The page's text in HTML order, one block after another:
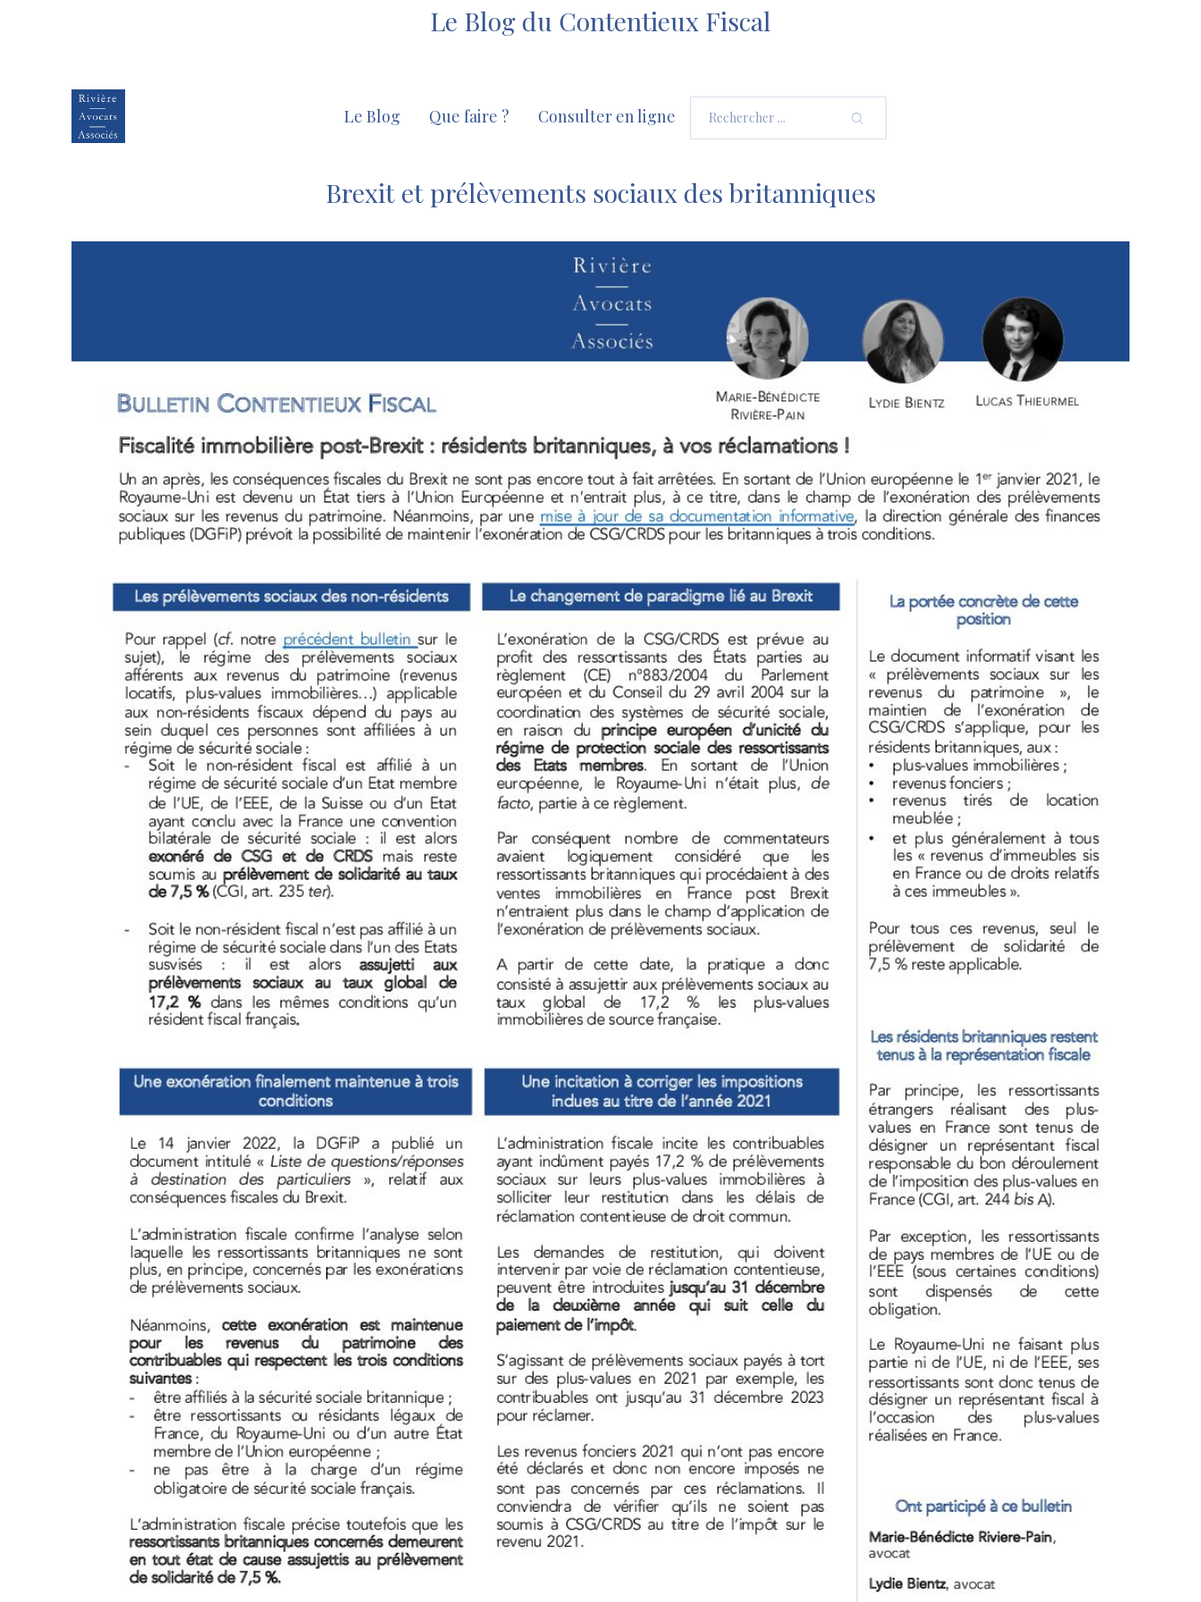
Le Blog du Contentieux Fiscal
Le Blog Que faire ? Consulter en ligne
Brexit et prélèvements sociaux des britanniques